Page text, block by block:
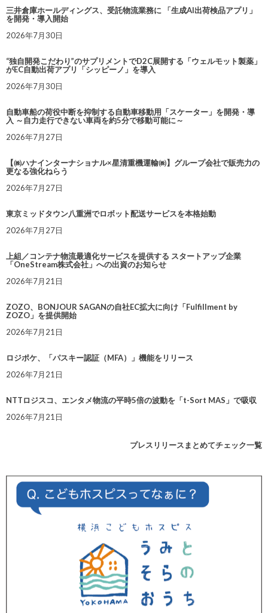
三井倉庫ホールディングス、受託物流業務に 「生成AI出荷検品アプリ」
を開発・導入開始
2026年7月30日
“独自開発こだわり”のサプリメントでD2C展開する「ウェルモット製薬」
がEC自動出荷アプリ「シッピーノ」を導入
2026年7月30日
自動車船の荷役中断を抑制する自動車移動用「スケーター」を開発・導
入 ～自力走行できない車両を約5分で移動可能に～
2026年7月27日
【㈱ハナインターナショナル×星清重機運輸㈱】グループ会社で販売力の
更なる強化ねらう
2026年7月27日
東京ミッドタウン八重洲でロボット配送サービスを本格始動
2026年7月27日
上組／コンテナ物流最適化サービスを提供する スタートアップ企業
「OneStream株式会社」への出資のお知らせ
2026年7月21日
ZOZO、BONJOUR SAGANの自社EC拡大に向け「Fulfillment by
ZOZO」を提供開始
2026年7月21日
ロジポケ、「パスキー認証（MFA）」機能をリリース
2026年7月21日
NTTロジスコ、エンタメ物流の平時5倍の波動を「t-Sort MAS」で吸収
2026年7月21日
プレスリリースまとめてチェック一覧